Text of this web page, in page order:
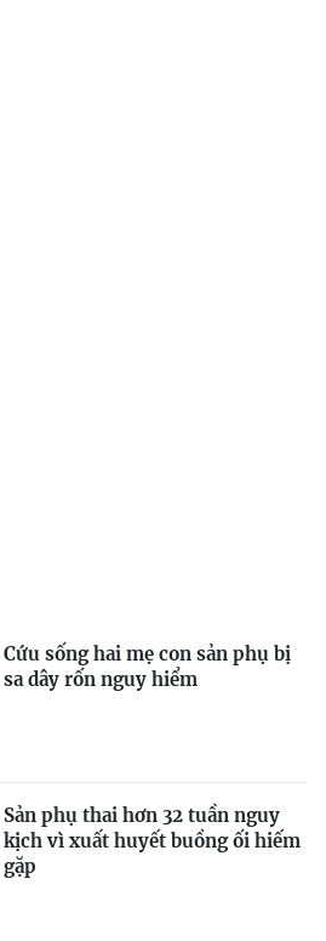
Cứu sống hai mẹ con sản phụ bị
sa dây rốn nguy hiểm
Sản phụ thai hơn 32 tuần nguy
kịch vì xuất huyết buồng ối hiếm
gặp